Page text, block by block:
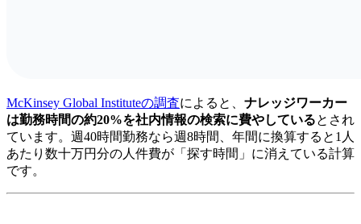
McKinsey Global Instituteの調査によると、 ナレッジワーカー
は勤務時間の約20%を社内情報の検索に費やしているとされ
ています。週40時間勤務なら週8時間、年間に換算すると1人
あたり数十万円分の人件費が「探す時間」に消えている計算
です。